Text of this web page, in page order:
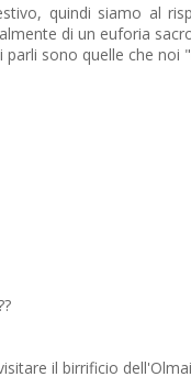
quindi siamo al
di un euforia
sono quelle che noi
il birrificio